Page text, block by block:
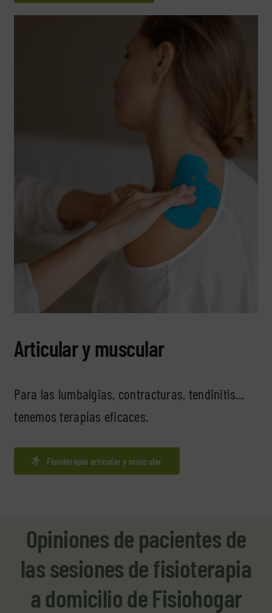
Articular y muscular
Para las lumbalgias, contracturas, tendinitis…
tenemos terapias eficaces.
Fisioterapia articular y muscular
Opiniones de pacientes de
las sesiones de fisioterapia
a domicilio de Fisiohogar